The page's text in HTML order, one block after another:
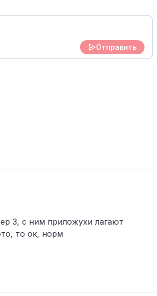
Отправить
3, с ним приложухи лагают
то ок, норм